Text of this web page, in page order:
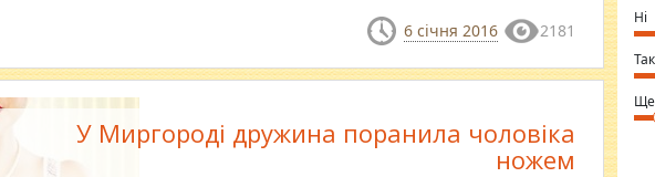
6 січня 2016 2181
У Миргороді дружина поранила чоловіка
ножем
⇒
Ні
Так
Ще